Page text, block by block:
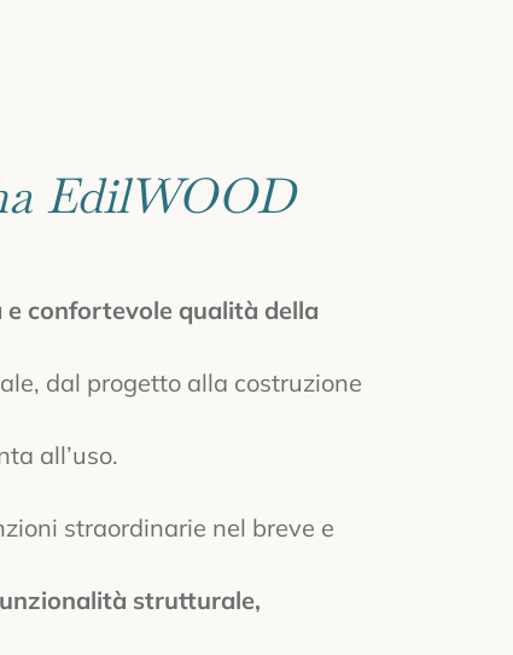
EdilWOOD
e confortevole qualità della
dal progetto alla costruzione
all’uso.
straordinarie nel breve e
strutturale,